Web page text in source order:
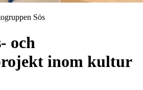
Sös
och
inom kultur